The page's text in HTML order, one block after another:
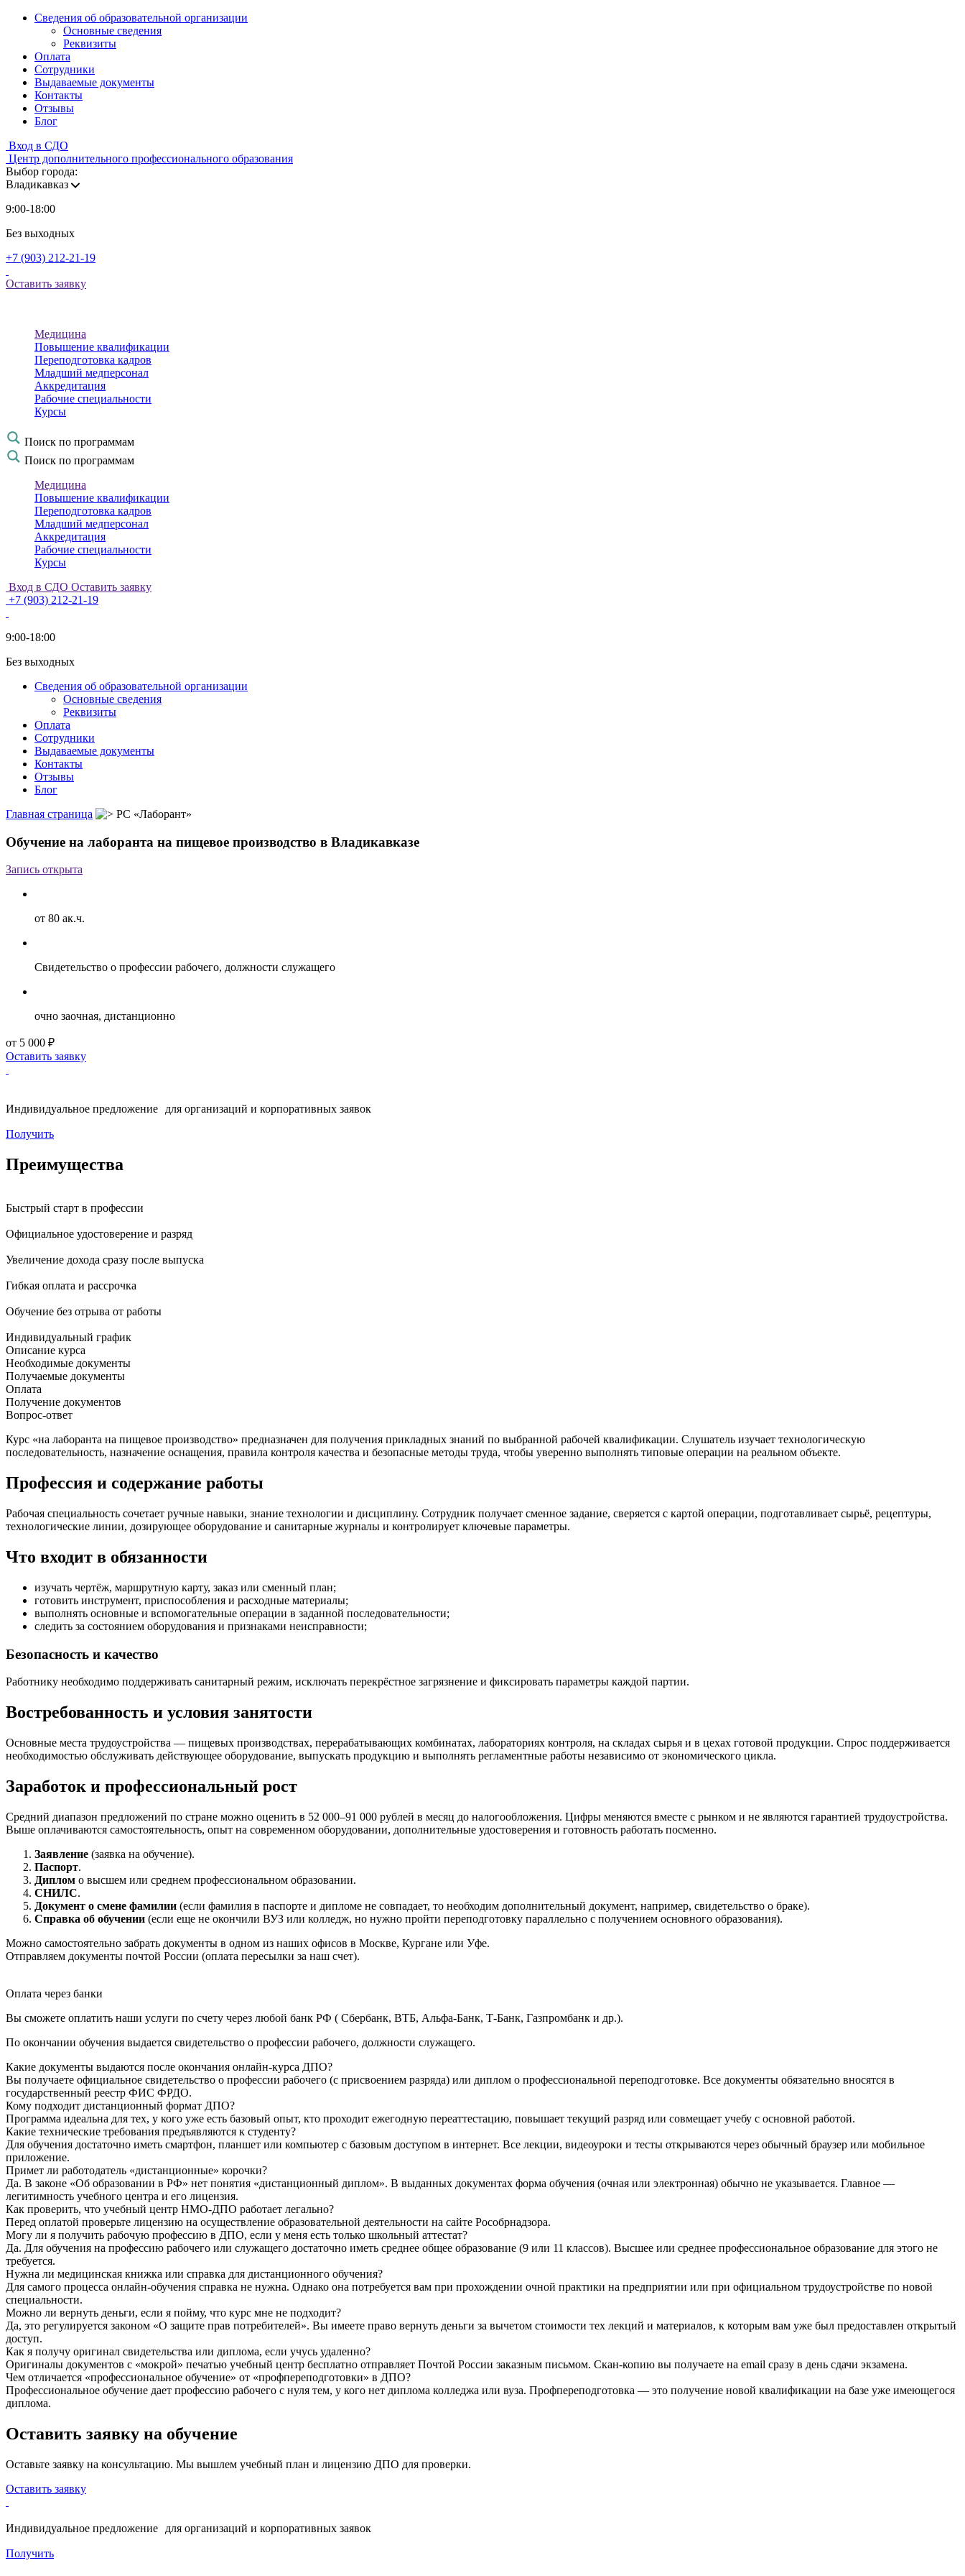
Сведения об образовательной организации
Основные сведения
Реквизиты
Оплата
Сотрудники
Выдаваемые документы
Контакты
Отзывы
Блог
Вход в СДО
Центр дополнительного профессионального образования
Выбор города:
Владикавказ
9:00-18:00
Без выходных
+7 (903) 212-21-19
Оставить заявку
Медицина
Повышение квалификации
Переподготовка кадров
Младший медперсонал
Аккредитация
Рабочие специальности
Курсы
Поиск по программам
Поиск по программам
Медицина
Повышение квалификации
Переподготовка кадров
Младший медперсонал
Аккредитация
Рабочие специальности
Курсы
Вход в СДО Оставить заявку
+7 (903) 212-21-19
9:00-18:00
Без выходных
Сведения об образовательной организации
Основные сведения
Реквизиты
Оплата
Сотрудники
Выдаваемые документы
Контакты
Отзывы
Блог
Главная страница
РС «Лаборант»
Обучение на лаборанта на пищевое производство в Владикавказе
Запись открыта
от 80 ак.ч.
Свидетельство о профессии рабочего, должности служащего
очно заочная, дистанционно
от 5 000 ₽
Оставить заявку
Индивидуальное предложение для организаций и корпоративных заявок
Получить
Преимущества
Быстрый старт в профессии
Официальное удостоверение и разряд
Увеличение дохода сразу после выпуска
Гибкая оплата и рассрочка
Обучение без отрыва от работы
Индивидуальный график
Описание курса
Необходимые документы
Получаемые документы
Оплата
Получение документов
Вопрос-ответ
Курс «на лаборанта на пищевое производство» предназначен для получения прикладных знаний по выбранной рабочей квалификации. Слушатель изучает технологическую
последовательность, назначение оснащения, правила контроля качества и безопасные методы труда, чтобы уверенно выполнять типовые операции на реальном объекте.
Профессия и содержание работы
Рабочая специальность сочетает ручные навыки, знание технологии и дисциплину. Сотрудник получает сменное задание, сверяется с картой операции, подготавливает сырьё, рецептуры,
технологические линии, дозирующее оборудование и санитарные журналы и контролирует ключевые параметры.
Что входит в обязанности
изучать чертёж, маршрутную карту, заказ или сменный план;
готовить инструмент, приспособления и расходные материалы;
выполнять основные и вспомогательные операции в заданной последовательности;
следить за состоянием оборудования и признаками неисправности;
Безопасность и качество
Работнику необходимо поддерживать санитарный режим, исключать перекрёстное загрязнение и фиксировать параметры каждой партии.
Востребованность и условия занятости
Основные места трудоустройства — пищевых производствах, перерабатывающих комбинатах, лабораториях контроля, на складах сырья и в цехах готовой продукции. Спрос поддерживается
необходимостью обслуживать действующее оборудование, выпускать продукцию и выполнять регламентные работы независимо от экономического цикла.
Заработок и профессиональный рост
Средний диапазон предложений по стране можно оценить в 52 000–91 000 рублей в месяц до налогообложения. Цифры меняются вместе с рынком и не являются гарантией трудоустройства.
Выше оплачиваются самостоятельность, опыт на современном оборудовании, дополнительные удостоверения и готовность работать посменно.
Заявление (заявка на обучение).
Паспорт.
Диплом о высшем или среднем профессиональном образовании.
СНИЛС.
Документ о смене фамилии (если фамилия в паспорте и дипломе не совпадает, то необходим дополнительный документ, например, свидетельство о браке).
Справка об обучении (если еще не окончили ВУЗ или колледж, но нужно пройти переподготовку параллельно с получением основного образования).
Можно самостоятельно забрать документы в одном из наших офисов в Москве, Кургане или Уфе.
Отправляем документы почтой России (оплата пересылки за наш счет).
Оплата через банки
Вы сможете оплатить наши услуги по счету через любой банк РФ ( Сбербанк, ВТБ, Альфа-Банк, Т-Банк, Газпромбанк и др.).
По окончании обучения выдается свидетельство о профессии рабочего, должности служащего.
Какие документы выдаются после окончания онлайн-курса ДПО?
Вы получаете официальное свидетельство о профессии рабочего (с присвоением разряда) или диплом о профессиональной переподготовке. Все документы обязательно вносятся в
государственный реестр ФИС ФРДО.
Кому подходит дистанционный формат ДПО?
Программа идеальна для тех, у кого уже есть базовый опыт, кто проходит ежегодную переаттестацию, повышает текущий разряд или совмещает учебу с основной работой.
Какие технические требования предъявляются к студенту?
Для обучения достаточно иметь смартфон, планшет или компьютер с базовым доступом в интернет. Все лекции, видеоуроки и тесты открываются через обычный браузер или мобильное
приложение.
Примет ли работодатель «дистанционные» корочки?
Да. В законе «Об образовании в РФ» нет понятия «дистанционный диплом». В выданных документах форма обучения (очная или электронная) обычно не указывается. Главное —
легитимность учебного центра и его лицензия.
Как проверить, что учебный центр НМО-ДПО работает легально?
Перед оплатой проверьте лицензию на осуществление образовательной деятельности на сайте Рособрнадзора.
Могу ли я получить рабочую профессию в ДПО, если у меня есть только школьный аттестат?
Да. Для обучения на профессию рабочего или служащего достаточно иметь среднее общее образование (9 или 11 классов). Высшее или среднее профессиональное образование для этого не
требуется.
Нужна ли медицинская книжка или справка для дистанционного обучения?
Для самого процесса онлайн-обучения справка не нужна. Однако она потребуется вам при прохождении очной практики на предприятии или при официальном трудоустройстве по новой
специальности.
Можно ли вернуть деньги, если я пойму, что курс мне не подходит?
Да, это регулируется законом «О защите прав потребителей». Вы имеете право вернуть деньги за вычетом стоимости тех лекций и материалов, к которым вам уже был предоставлен открытый
доступ.
Как я получу оригинал свидетельства или диплома, если учусь удаленно?
Оригиналы документов с «мокрой» печатью учебный центр бесплатно отправляет Почтой России заказным письмом. Скан-копию вы получаете на email сразу в день сдачи экзамена.
Чем отличается «профессиональное обучение» от «профпереподготовки» в ДПО?
Профессиональное обучение дает профессию рабочего с нуля тем, у кого нет диплома колледжа или вуза. Профпереподготовка — это получение новой квалификации на базе уже имеющегося
диплома.
Оставить заявку на обучение
Оставьте заявку на консультацию. Мы вышлем учебный план и лицензию ДПО для проверки.
Оставить заявку
Индивидуальное предложение для организаций и корпоративных заявок
Получить